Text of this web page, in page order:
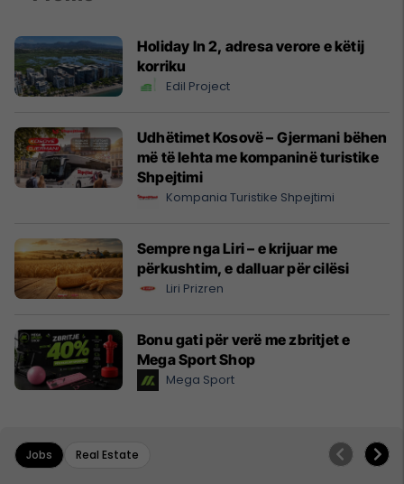
Holiday In 2, adresa verore e këtij
korriku
Edil Project
Udhëtimet Kosovë – Gjermani bëhen
më të lehta me kompaninë turistike
Shpejtimi
Kompania Turistike Shpejtimi
Sempre nga Liri – e krijuar me
përkushtim, e dalluar për cilësi
Liri Prizren
Bonu gati për verë me zbritjet e
Mega Sport Shop
Mega Sport
Jobs Real Estate